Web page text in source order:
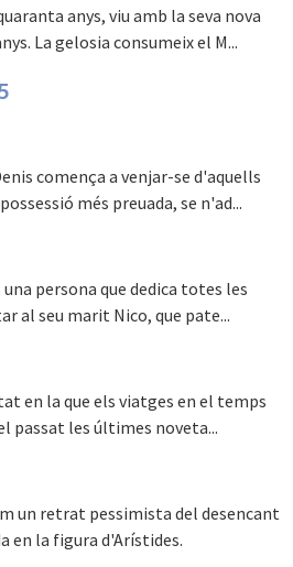
anys, viu amb la seva nova
La gelosia consumeix el M...
comença a venjar-se d'aquells
més preuada, se n'ad...
persona que dedica totes les
al seu marit Nico, que pate...
en la que els viatges en el temps
passat les últimes noveta...
un retrat pessimista del desencant
en la figura d'Arístides.